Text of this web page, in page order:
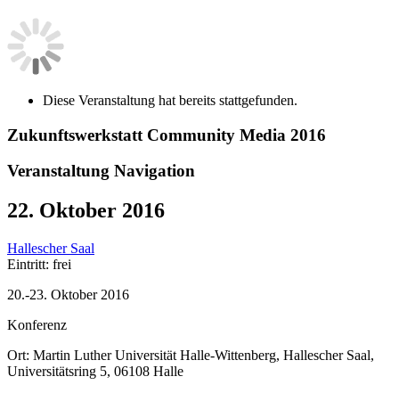
Diese Veranstaltung hat bereits stattgefunden.
Zukunftswerkstatt Community Media 2016
Veranstaltung Navigation
22. Oktober 2016
Hallescher Saal
Eintritt: frei
20.-23. Oktober 2016
Konferenz
Ort: Martin Luther Universität Halle-Wittenberg, Hallescher Saal,
Universitätsring 5, 06108 Halle